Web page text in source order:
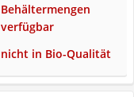
Behältermengen
verfügbar
nicht in Bio-Qualität